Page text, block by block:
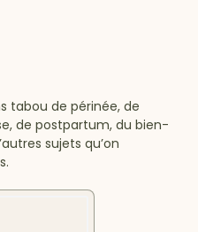
tabou de périnée, de
de postpartum, du bien-
sujets qu’on